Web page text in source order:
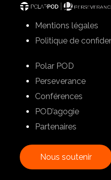
Mentions légales
Politique de
Polar POD
Perseverance
Conférences
POD’agogie
Partenaires
Nous soutenir